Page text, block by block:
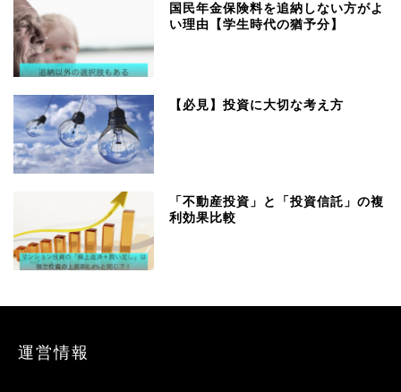
国民年金保険料を追納しない方がよ
い理由【学生時代の猶予分】
【必見】投資に大切な考え方
「不動産投資」と「投資信託」の複
利効果比較
運営情報